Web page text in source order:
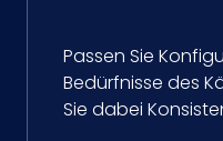
Passen Sie
Bedürfnisse des
Sie dabei